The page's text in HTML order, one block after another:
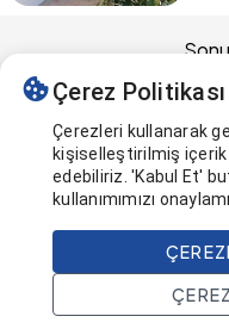
Ana Sayfa
Çerez Politikası
Çerezleri kullanarak
kişiselleştirilmiş
edebiliriz. 'Kabul Et'
kullanımımızı